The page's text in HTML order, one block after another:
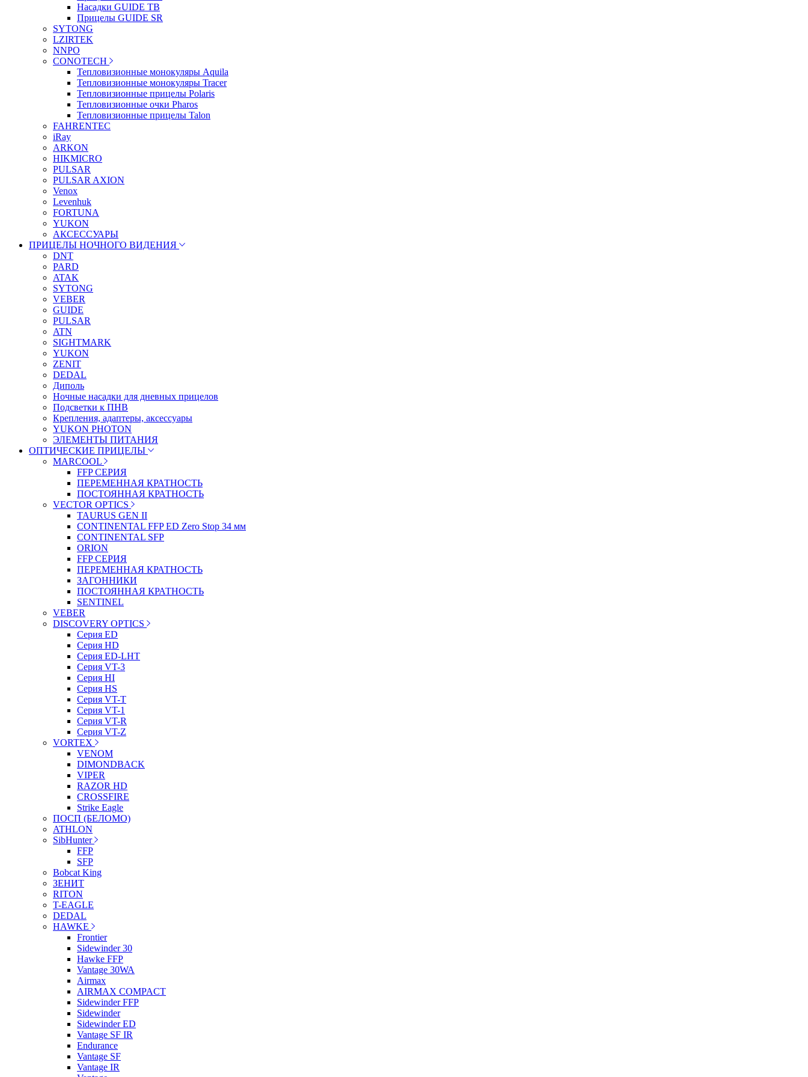
Насадки GUIDE TB
Прицелы GUIDE SR
SYTONG
LZIRTEK
NNPO
CONOTECH
Тепловизионные монокуляры Aquila
Тепловизионные монокуляры Tracer
Тепловизионные прицелы Polaris
Тепловизионные очки Pharos
Тепловизионные прицелы Talon
FAHRENTEC
iRay
ARKON
HIKMICRO
PULSAR
PULSAR AXION
Venox
Levenhuk
FORTUNA
YUKON
АКСЕССУАРЫ
ПРИЦЕЛЫ НОЧНОГО ВИДЕНИЯ
DNT
PARD
ATAK
SYTONG
VEBER
GUIDE
PULSAR
ATN
SIGHTMARK
YUKON
ZENIT
DEDAL
Диполь
Ночные насадки для дневных прицелов
Подсветки к ПНВ
Крепления, адаптеры, аксессуары
YUKON PHOTON
ЭЛЕМЕНТЫ ПИТАНИЯ
ОПТИЧЕСКИЕ ПРИЦЕЛЫ
MARCOOL
FFP СЕРИЯ
ПЕРЕМЕННАЯ КРАТНОСТЬ
ПОСТОЯННАЯ КРАТНОСТЬ
VECTOR OPTICS
TAURUS GEN II
CONTINENTAL FFP ED Zero Stop 34 мм
CONTINENTAL SFP
ORION
FFP СЕРИЯ
ПЕРЕМЕННАЯ КРАТНОСТЬ
ЗАГОННИКИ
ПОСТОЯННАЯ КРАТНОСТЬ
SENTINEL
VEBER
DISCOVERY OPTICS
Серия ED
Серия HD
Серия ED-LHT
Серия VT-3
Серия HI
Серия HS
Серия VT-T
Серия VT-1
Серия VT-R
Серия VT-Z
VORTEX
VENOM
DIMONDBACK
VIPER
RAZOR HD
CROSSFIRE
Strike Eagle
ПОСП (БЕЛОМО)
ATHLON
SibHunter
FFP
SFP
Bobcat King
ЗЕНИТ
RITON
T-EAGLE
DEDAL
HAWKE
Frontier
Sidewinder 30
Hawke FFP
Vantage 30WA
Airmax
AIRMAX COMPACT
Sidewinder FFP
Sidewinder
Sidewinder ED
Vantage SF IR
Endurance
Vantage SF
Vantage IR